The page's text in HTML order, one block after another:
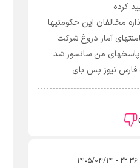
کرده
مخالفان این حکومتیها
آمار دروغ شرکت
پاسخهای من سانسور شد
فارس نیوز پس بای
۲۲:۳۶ - ۱۴۰۵/۰۴/۱۴